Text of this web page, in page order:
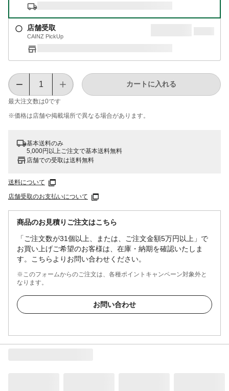
店舗受取
CAINZ PickUp
最大注文数は0です
カートに入れる
※価格は​店舗や​掲載場所で​異なる​場合が​あります。
基本送料のみ
5,000円以上ご注文で基本送料無料
店舗での受取は送料無料
送料について
店舗受取のお支払いについて
商品のお見積りご注文はこちら
「ご注文数が31個以上、または、ご注文金額5万円以上」で
お買い上げご希望のお客様は、在庫・納期を確認いたしま
す。こちらよりお問い合わせください。
※このフォームからのご注文は、各種ポイントキャンペーン対象外と
なります。
お問い合わせ